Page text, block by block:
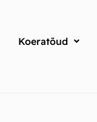
Koeratõud